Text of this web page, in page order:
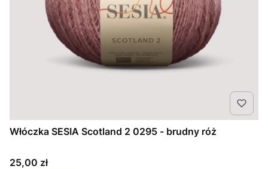
Włóczka SESIA Scotland 2 0295 - brudny róż
Cena
25,00 zł